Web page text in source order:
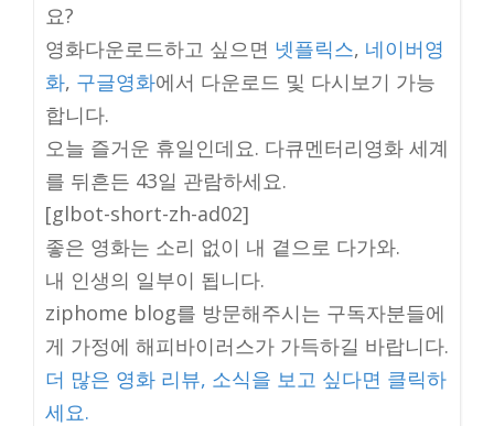
요?
영화다운로드하고 싶으면 넷플릭스, 네이버영
화, 구글영화에서 다운로드 및 다시보기 가능
합니다.
오늘 즐거운 휴일인데요. 다큐멘터리영화 세계
를 뒤흔든 43일 관람하세요.
[glbot-short-zh-ad02]
좋은 영화는 소리 없이 내 곁으로 다가와.
내 인생의 일부이 됩니다.
ziphome blog를 방문해주시는 구독자분들에
게 가정에 해피바이러스가 가득하길 바랍니다.
더 많은 영화 리뷰, 소식을 보고 싶다면 클릭하
세요.